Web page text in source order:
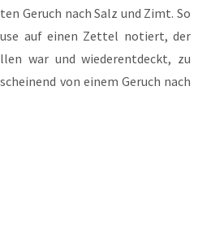
Geruch nach Salz und Zimt. So
auf einen Zet­tel notiert, der
war und wie­der­ent­deckt, zu
von einem Geruch nach